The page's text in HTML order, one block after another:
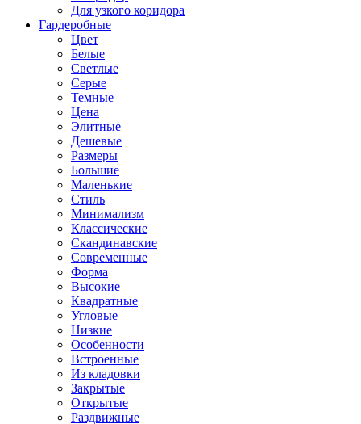
Для узкого коридора
Гардеробные
Цвет
Белые
Светлые
Серые
Темные
Цена
Элитные
Дешевые
Размеры
Большие
Маленькие
Стиль
Минимализм
Классические
Скандинавские
Современные
Форма
Высокие
Квадратные
Угловые
Низкие
Особенности
Встроенные
Из кладовки
Закрытые
Открытые
Раздвижные